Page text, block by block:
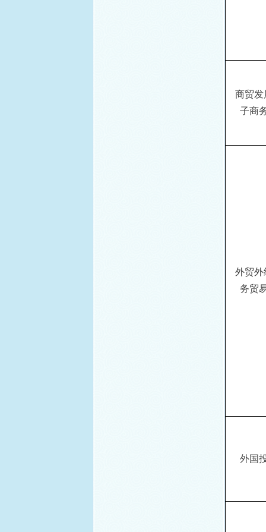
商贸发
子商
外贸外
务贸
外国